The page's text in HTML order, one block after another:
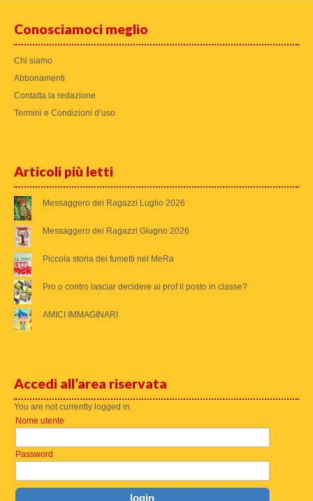
Conosciamoci meglio
Chi siamo
Abbonamenti
Contatta la redazione
Termini e Condizioni d’uso
Articoli più letti
Messaggero dei Ragazzi Luglio 2026
Messaggero dei Ragazzi Giugno 2026
Piccola storia dei fumetti nel MeRa
Pro o contro lasciar decidere ai prof il posto in classe?
AMICI IMMAGINARI
Accedi all’area riservata
You are not currently logged in.
Nome utente
Password